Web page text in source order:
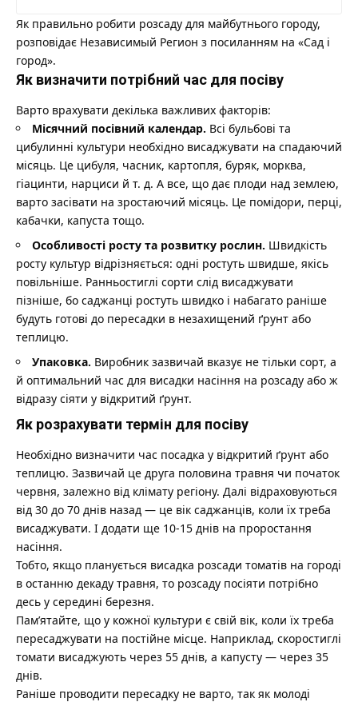
Як правильно робити розсаду для майбутнього городу,
розповідає Независимый Регион з посиланням на «Сад і
город».
Як визначити потрібний час для посіву
Варто врахувати декілька важливих факторів:
Місячний посівний календар. Всі бульбові та
цибулинні культури необхідно висаджувати на спадаючий
місяць. Це цибуля, часник, картопля, буряк, морква,
гіацинти, нарциси й т. д. А все, що дає плоди над землею,
варто засівати на зростаючий місяць. Це помідори, перці,
кабачки, капуста тощо.
Особливості росту та розвитку рослин. Швидкість
росту культур відрізняється: одні ростуть швидше, якісь
повільніше. Ранньостиглі сорти слід висаджувати
пізніше, бо саджанці ростуть швидко і набагато раніше
будуть готові до пересадки в незахищений ґрунт або
теплицю.
Упаковка. Виробник зазвичай вказує не тільки сорт, а
й оптимальний час для висадки насіння на розсаду або ж
відразу сіяти у відкритий ґрунт.
Як розрахувати термін для посіву
Необхідно визначити час посадка у відкритий ґрунт або
теплицю. Зазвичай це друга половина травня чи початок
червня, залежно від клімату регіону. Далі відраховуються
від 30 до 70 днів назад — це вік саджанців, коли їх треба
висаджувати. І додати ще 10-15 днів на проростання
насіння.
Тобто, якщо планується висадка розсади томатів на городі
в останню декаду травня, то розсаду посіяти потрібно
десь у середині березня.
Пам’ятайте, що у кожної культури є свій вік, коли їх треба
пересаджувати на постійне місце. Наприклад, скоростиглі
томати висаджують через 55 днів, а капусту — через 35
днів.
Раніше проводити пересадку не варто, так як молоді